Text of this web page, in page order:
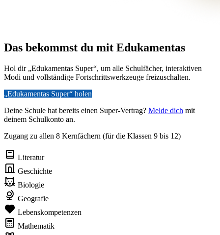
Das bekommst du mit Edukamentas
Hol dir „Edukamentas Super“, um alle Schulfächer, interaktiven
Modi und vollständige Fortschrittswerkzeuge freizuschalten.
„Edukamentas Super“ holen
Deine Schule hat bereits einen Super-Vertrag? Melde dich mit
deinem Schulkonto an.
Zugang zu allen 8 Kernfächern (für die Klassen 9 bis 12)
Literatur
Geschichte
Biologie
Geografie
Lebenskompetenzen
Mathematik